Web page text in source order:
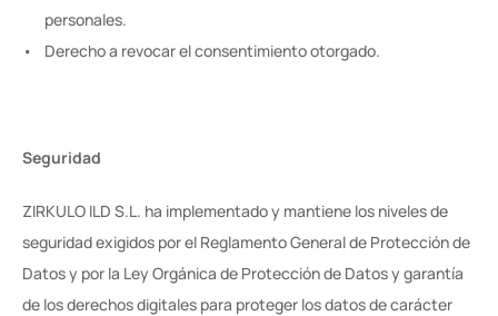
personales.
Derecho a revocar el consentimiento otorgado.
Seguridad
ZIRKULO ILD S.L. ha implementado y mantiene los niveles de
seguridad exigidos por el Reglamento General de Protección de
Datos y por la Ley Orgánica de Protección de Datos y garantía
de los derechos digitales para proteger los datos de carácter